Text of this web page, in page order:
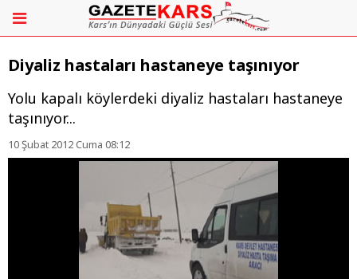
Diyaliz hastaları hastaneye taşınıyor
Yolu kapalı köylerdeki diyaliz hastaları hastaneye
taşınıyor...
10 Şubat 2012 Cuma 08:12